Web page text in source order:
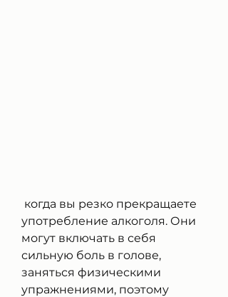
употребление алкоголя. Они
могут включать в себя
сильную боль в голове,
заняться физическими
упражнениями, поэтому